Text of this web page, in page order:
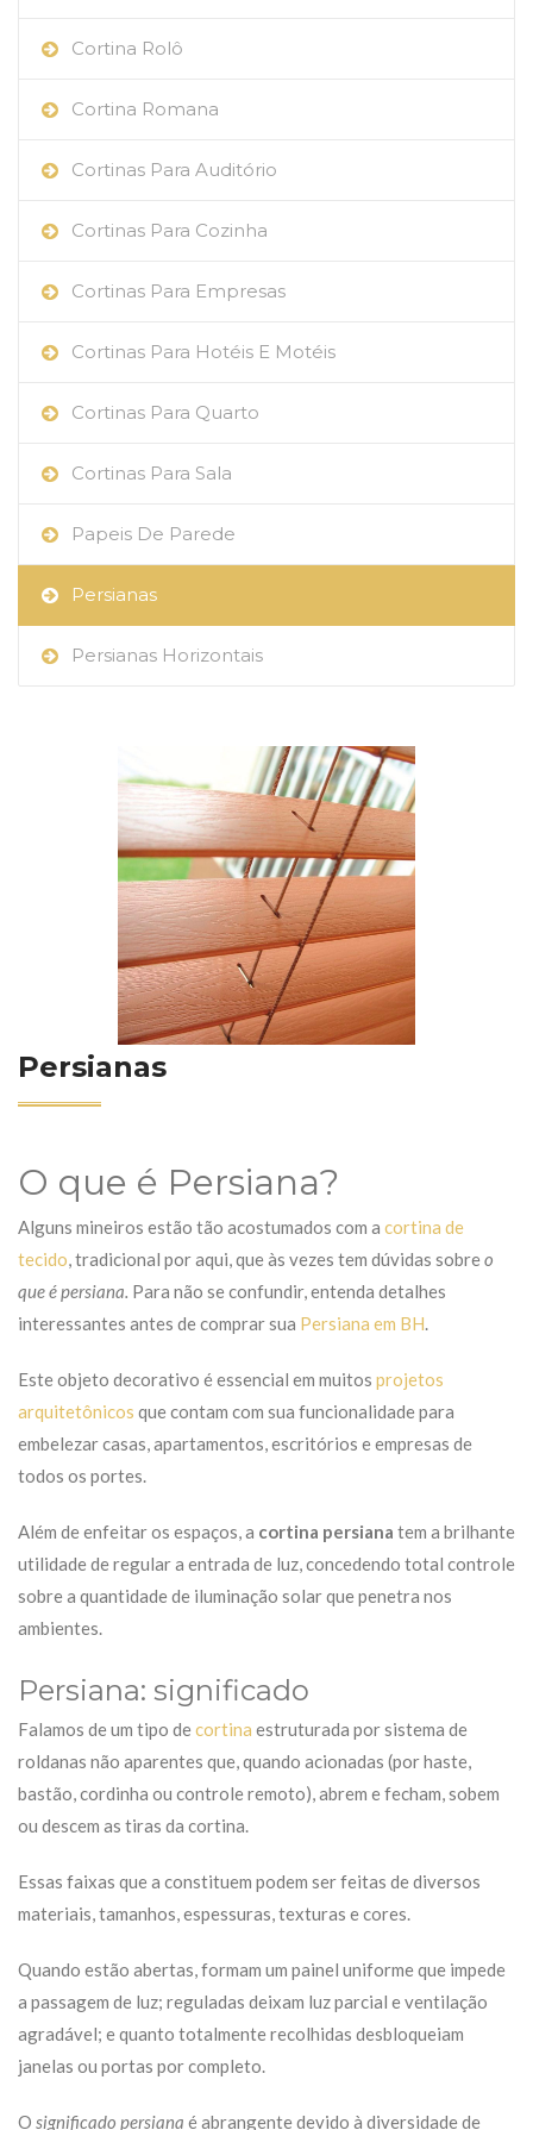
Cortina Rolô
Cortina Romana
Cortinas Para Auditório
Cortinas Para Cozinha
Cortinas Para Empresas
Cortinas Para Hotéis E Motéis
Cortinas Para Quarto
Cortinas Para Sala
Papeis De Parede
Persianas
Persianas Horizontais
Persianas
O que é Persiana?
Alguns mineiros estão tão acostumados com a cortina de
tecido , tradicional por aqui, que às vezes tem dúvidas sobreo
que é persiana. Para não se confundir, entenda detalhes
interessantes antes de comprar sua Persiana em BH
Este objeto decorativo é essencial em muitos projetos
arquitetônicos que contam com sua funcionalidade para
embelezar casas, apartamentos, escritórios e empresas de
todos os portes.
Além de enfeitar os espaços, a cortina persiana tem a brilhante
utilidade de regular a entrada de luz, concedendo total controle
sobre a quantidade de iluminação solar que penetra nos
ambientes.
Persiana: significado
Falamos de um tipo decortina estruturada por sistema de
roldanas não aparentes que, quando acionadas (por haste,
bastão, cordinha ou controle remoto), abrem e fecham, sobem
ou descem as tiras da cortina.
Essas faixas que a constituem podem ser feitas de diversos
materiais, tamanhos, espessuras, texturas e cores.
Quando estão abertas, formam um painel uniforme que impede
a passagem de luz; reguladas deixam luz parcial e ventilação
agradável; e quanto totalmente recolhidas desbloqueiam
janelas ou portas por completo.
O significado persiana é abrangente devido à diversidade de